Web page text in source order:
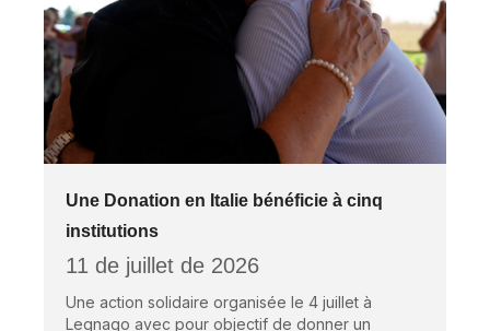
Une Donation en Italie bénéficie à cinq
institutions
11 de juillet de 2026
Une action solidaire organisée le 4 juillet à
Legnago avec pour objectif de donner un